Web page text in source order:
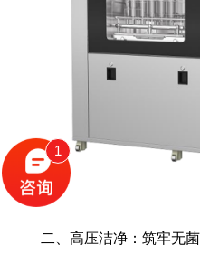
二、高压洁净：筑牢无
1